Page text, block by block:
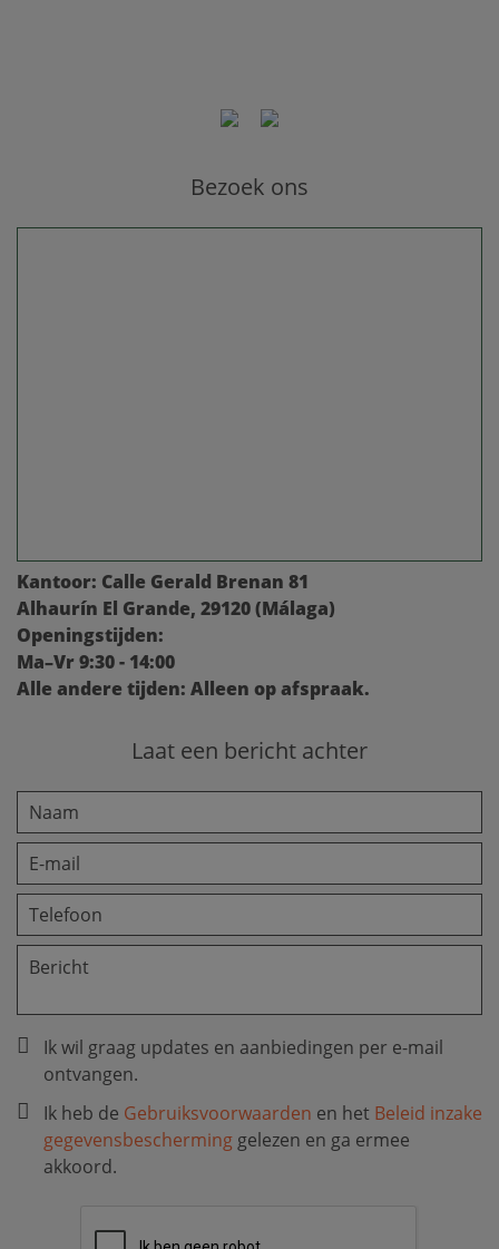
Bezoek ons
Kantoor: Calle Gerald Brenan 81
Alhaurín El Grande, 29120 (Málaga)
Openingstijden:
Ma–Vr 9:30 - 14:00
Alle andere tijden: Alleen op afspraak.
Laat een bericht achter
Ik wil graag updates en aanbiedingen per e-mail
ontvangen.
Ik heb de Gebruiksvoorwaarden en het Beleid inzake
gegevensbescherming gelezen en ga ermee
akkoord.